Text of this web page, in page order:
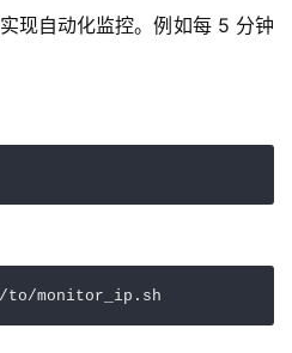
实现自动化监控。例如每 5 分钟
monitor_ip.sh